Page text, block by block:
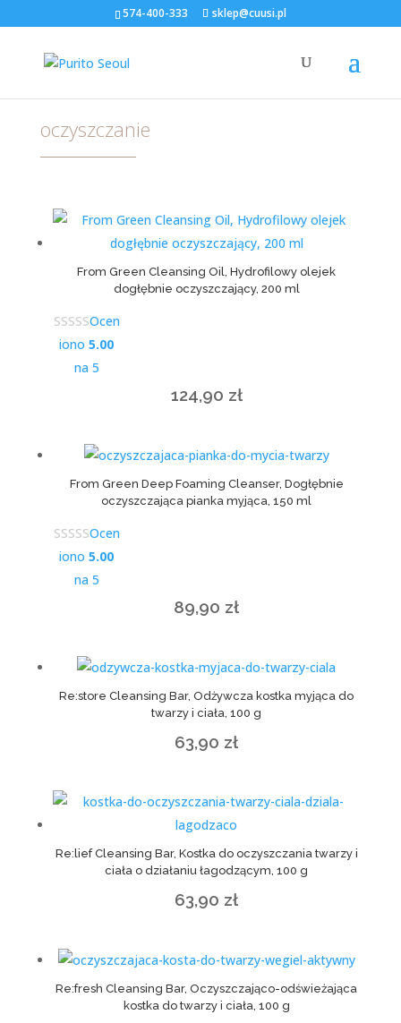
574-400-333 sklep@cuusi.pl
oczyszczanie
From Green Cleansing Oil, Hydrofilowy olejek
dogłębnie oczyszczający, 200 ml
Ocen
iono5.00
na 5
124,90 zł
From Green Deep Foaming Cleanser, Dogłębnie
oczyszczająca pianka myjąca, 150 ml
Ocen
iono5.00
na 5
89,90 zł
Re:store Cleansing Bar, Odżywcza kostka myjąca do
twarzy i ciała, 100 g
63,90 zł
Re:lief Cleansing Bar, Kostka do oczyszczania twarzy i
ciała o działaniu łagodzącym, 100 g
63,90 zł
Re:fresh Cleansing Bar, Oczyszczająco-odświeżająca
kostka do twarzy i ciała, 100 g